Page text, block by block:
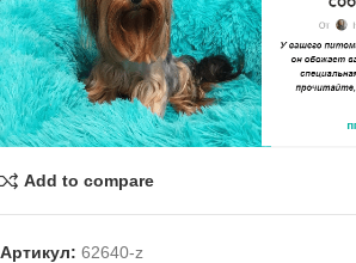
Add to compare
Артикул: 62640-z